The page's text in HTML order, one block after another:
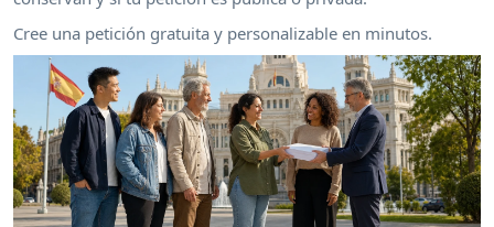
Cree una petición gratuita y personalizable en minutos.